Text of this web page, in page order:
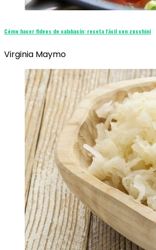
Cómo hacer fideos de calabacín: receta fácil con zucchini
Virginia Maymo